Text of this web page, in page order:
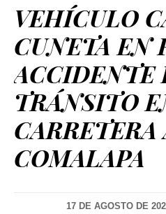
VEHÍCULO
CUNETA EN
ACCIDENTE
TRÁNSITO
CARRETERA
COMALAPA
17 DE AGOSTO DE